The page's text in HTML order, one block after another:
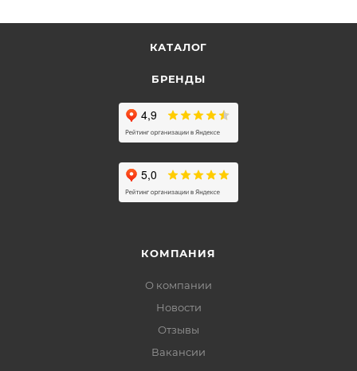
КАТАЛОГ
БРЕНДЫ
КОМПАНИЯ
О компании
Новости
Отзывы
Вакансии